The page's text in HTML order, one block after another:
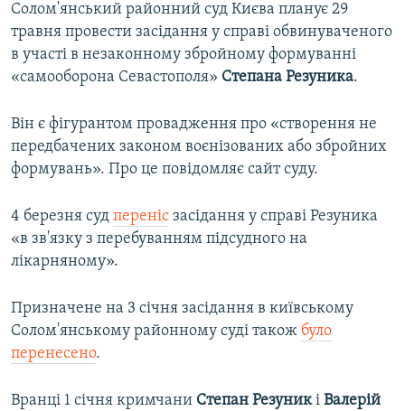
Усі сайти RFE/RL
Солом'янський районний суд Києва планує 29
травня провести засідання у справі обвинуваченого
в участі в незаконному збройному формуванні
«самооборона Севастополя» Степана Резуника.
Він є фігурантом провадження про «створення не
передбачених законом воєнізованих або збройних
формувань». Про це повідомляє сайт суду.
4 березня суд переніс засідання у справі Резуника
«в зв'язку з перебуванням підсудного на
лікарняному».
Призначене на 3 січня засідання в київському
Солом'янському районному суді також було
перенесено.
Вранці 1 січня кримчани Степан Резуникі Валерій